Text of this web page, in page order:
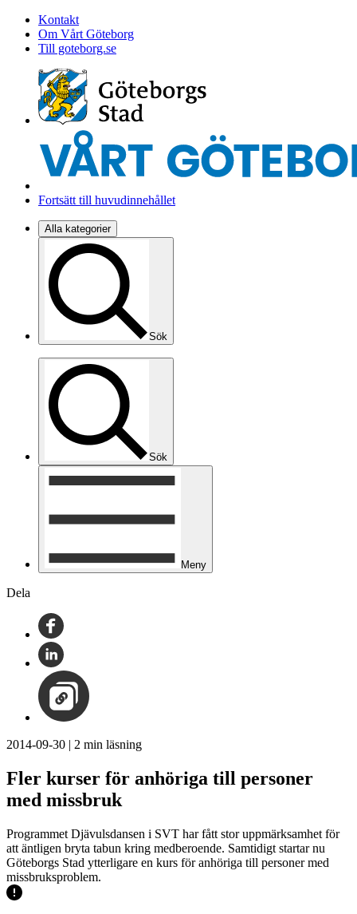
Kontakt
Om Vårt Göteborg
Till goteborg.se
Fortsätt till huvudinnehållet
Alla kategorier
Sök
Sök
Meny
Dela
2014-09-30 | 2 min läsning
Fler kurser för anhöriga till personer
med missbruk
Programmet Djävulsdansen i SVT har fått stor uppmärksamhet för
att äntligen bryta tabun kring medberoende. Samtidigt startar nu
Göteborgs Stad ytterligare en kurs för anhöriga till personer med
missbruksproblem.